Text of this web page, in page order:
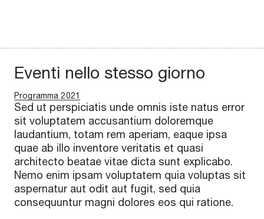
Eventi nello stesso giorno
Programma 2021
Sed ut perspiciatis unde omnis iste natus error
sit voluptatem accusantium doloremque
laudantium, totam rem aperiam, eaque ipsa
quae ab illo inventore veritatis et quasi
architecto beatae vitae dicta sunt explicabo.
Nemo enim ipsam voluptatem quia voluptas sit
aspernatur aut odit aut fugit, sed quia
consequuntur magni dolores eos qui ratione.